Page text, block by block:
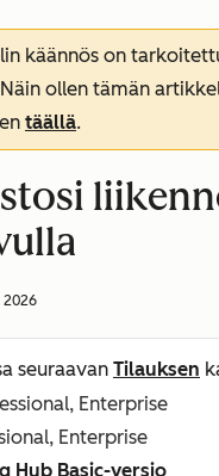
käännös on
ollen tämän
täällä.
seuraavan Tilauksen
Enterprise
Enterprise
Hub Basic-versio